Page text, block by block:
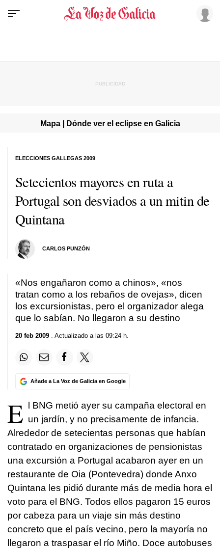
Mapa | Dónde ver el eclipse en Galicia
Setecientos mayores en ruta a
Portugal son desviados a un mitin de
Quintana
CARLOS PUNZÓN
ELECCIONES GALLEGAS 2009
«Nos engañaron como a chinos», «nos
tratan como a los rebaños de ovejas», dicen
los excursionistas, pero el organizador alega
que lo sabían. No llegaron a su destino
20 feb 2009 . Actualizado a las 09:24 h.
Añade a La Voz de Galicia en Google
E
l BNG metió ayer su campaña electoral en
un jardín, y no precisamente de infancia.
Alrededor de setecientas personas que habían
contratado en organizaciones de pensionistas
una excursión a Portugal acabaron ayer en un
restaurante de Oia (Pontevedra) donde Anxo
Quintana les pidió durante más de media hora el
voto para el BNG. Todos ellos pagaron 15 euros
por cabeza para un viaje sin más destino
concreto que el país vecino, pero la mayoría no
llegaron a traspasar el río Miño. Doce autobuses